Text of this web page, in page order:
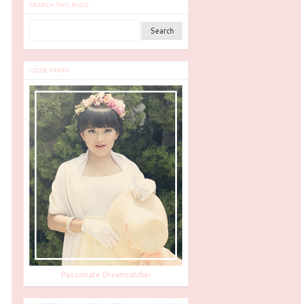
SEARCH THIS BLOG
LIZZIE PARRA
Passionate Dreamcatcher